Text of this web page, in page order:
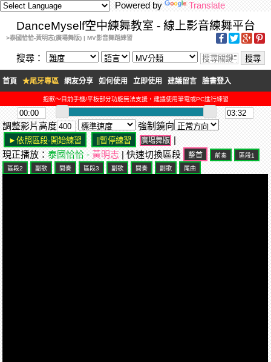
Powered by Translate
DanceMyself空中練舞教室 - 線上影音練舞平台
>泰國恰恰-黃明志(廣場舞版) | MV影音舞蹈練習
搜尋：
首頁 ★尾牙專區 網友分享 如何使用 立即使用 建議留言 臉書登入
抱歉～目前手機/平板部分功能無法支援，建議使用筆電或PC進行練習
調整影片高度 強制鏡向
廣場舞版 |
現正播放：泰國恰恰 -黃明志 | 快速切換區段